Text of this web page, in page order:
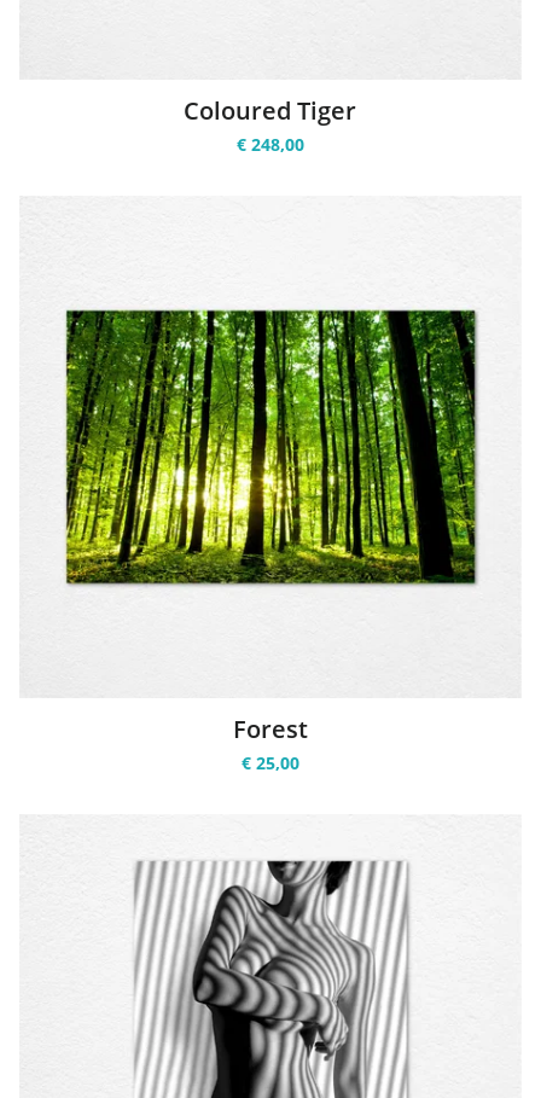
Coloured Tiger
€ 248,00
Forest
€ 25,00